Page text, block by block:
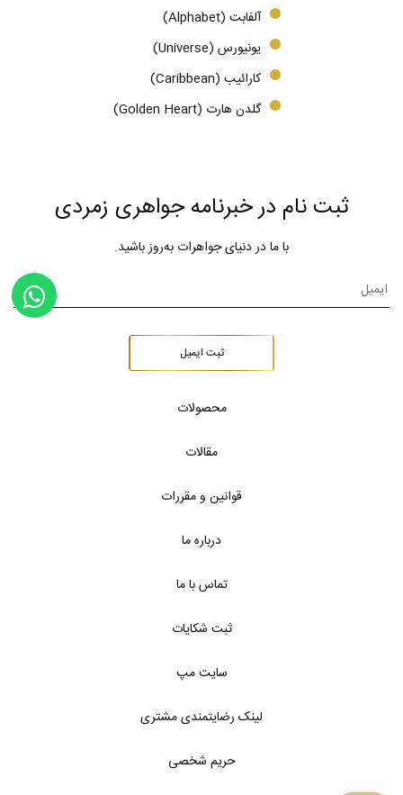
آلفابت (Alphabet)
یونیورس (Universe)
کارائیب (Caribbean)
گلدن هارت (Golden Heart)
ثبت نام در خبرنامه جواهری زمردی
با ما در دنیای جواهرات به‌روز باشید.
ثبت ایمیل
محصولات
مقالات
قوانین و مقررات
درباره ما
تماس با ما
ثبت شکایات
سایت مپ
لینک رضایتمندی مشتری
حریم شخصی